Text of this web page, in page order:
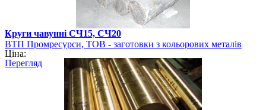
Круги чавунні СЧ15, СЧ20
ВТП Промресурси, ТОВ - заготовки з кольорових металів
Ціна:
Перегляд